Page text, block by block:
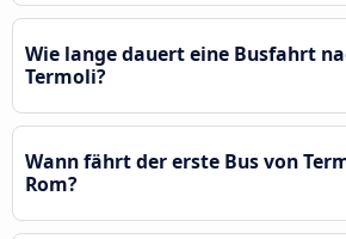
Wie lange dauert eine Busfahrt
Termoli?
Wann fährt der erste Bus von
Rom?